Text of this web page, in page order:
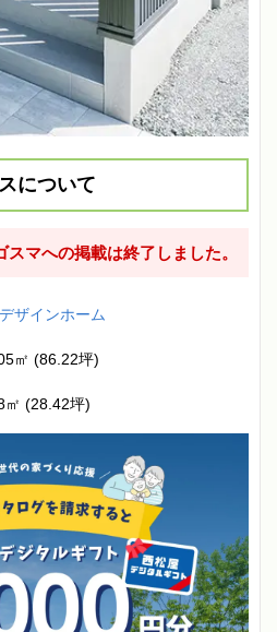
について
マへの掲載は終了しました。
ザインホーム
㎡ (86.22坪)
㎡ (28.42坪)